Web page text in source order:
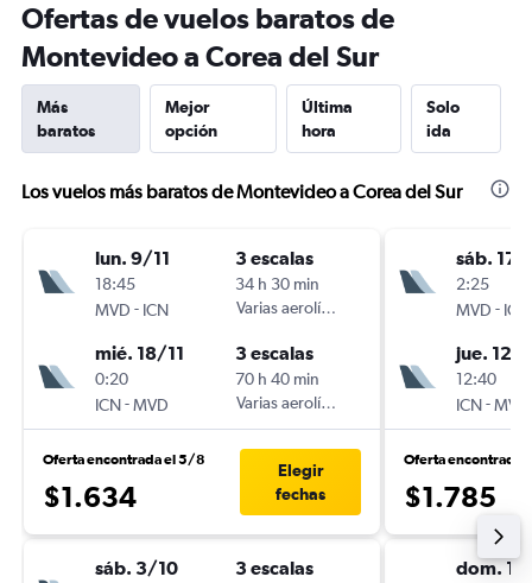
Ofertas de vuelos baratos de
Montevideo a Corea del Sur
Más
baratos
Mejor
opción
Última
hora
Solo
ida
Los vuelos más baratos de Montevideo a Corea del Sur
lun. 9/11
18:45
MVD - ICN
3 escalas
34 h 30 min
Varias aerolíneas
mié. 18/11
0:20
ICN-MVD
3 escalas
70 h 40 min
Varias aerolíneas
Oferta encontrada el 5/8
$1.634
Elegir
fechas
sáb. 3/10 3 escalas
sáb. 17/
2:25
MVD - ICN
jue. 12/
12:40
ICN-MVD
Oferta encontrada
$1.785
dom.